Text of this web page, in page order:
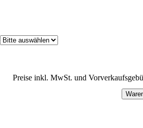
Preise inkl. MwSt. und